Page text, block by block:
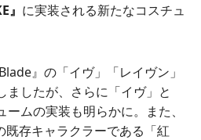
』 に実装される新たなコスチュ
』の「イヴ」「レイヴン」
ましたが、さらに「イヴ」と
ームの実装も明らかに。また、
既存キャラクラーである「紅